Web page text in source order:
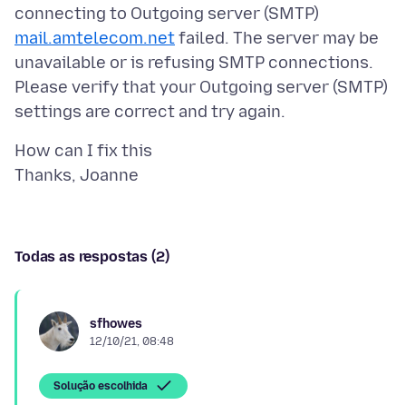
connecting to Outgoing server (SMTP)
mail.amtelecom.netfailed. The server may be
unavailable or is refusing SMTP connections.
Please verify that your Outgoing server (SMTP)
How can I fix this
Todas as respostas (2)
sfhowes
12/10/21, 08:48
Solução escolhida